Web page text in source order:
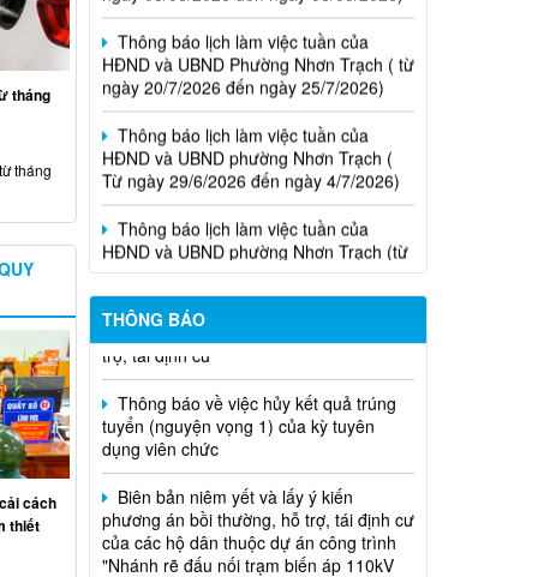
Thông báo lịch làm việc tuần của
HĐND và UBND Phường Nhơn Trạch ( từ
ngày 20/7/2026 đến ngày 25/7/2026)
Thông báo lịch làm việc tuần của
HĐND và UBND phường Nhơn Trạch (
Từ ngày 29/6/2026 đến ngày 4/7/2026)
Thông báo lịch làm việc tuần của
HĐND và UBND phường Nhơn Trạch (từ
ngày 15/6/2026 đến ngày 21/6/2026
Thông báo lịch tiếp công dân của Chủ
tịch Hội đồng nhân dân phường tại các
khu phố trên địa bàn phường Nhơn
Trạch năm 2026
THÔNG BÁO
Niêm yết phương án bồi thường, hỗ
trợ, tái định cư
Thông báo về việc hủy kết quả trúng
tuyển (nguyện vọng 1) của kỳ tuyên
dụng viên chức
Biên bản niêm yết và lấy ý kiến
phương án bồi thường, hỗ trợ, tái định cư
của các hộ dân thuộc dự án công trình
"Nhánh rẽ đấu nối trạm biến áp 110kV
công nghệ cao" đoạn qua phường Nhơn
tháng
tháng
cách
thiết